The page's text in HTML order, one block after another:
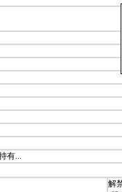
有...
解